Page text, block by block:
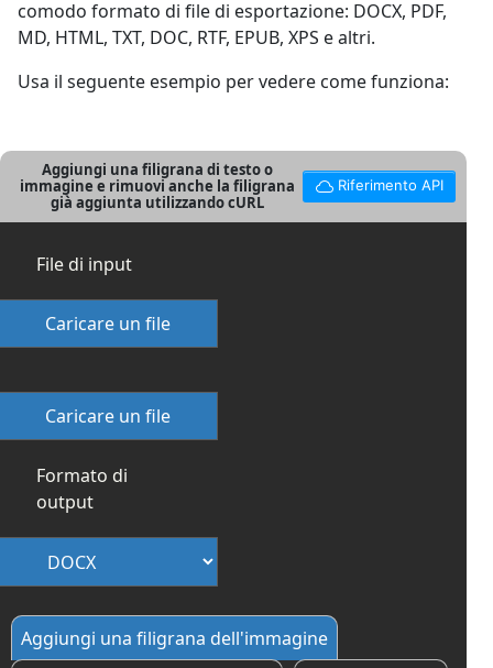
comodo formato di file di esportazione: DOCX, PDF,
MD, HTML, TXT, DOC, RTF, EPUB, XPS e altri.
Usa il seguente esempio per vedere come funziona:
Aggiungi una filigrana di testo o
immagine e rimuovi anche la filigrana
già aggiunta utilizzando cURL
Riferimento API
File di input
Caricare un file
Caricare un file
Formato di
output
Aggiungi una filigrana dell'immagine